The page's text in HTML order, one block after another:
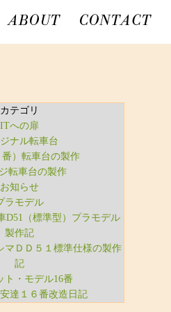
カテゴリ
ITへの扉
ナル転車台
）転車台の製作
転車台の製作
お知らせ
ラモデル
（標準型）プラモデル
製作記
ＤＤ５１標準仕様の製作
記
ト・モデル16番
達１６番改造日記